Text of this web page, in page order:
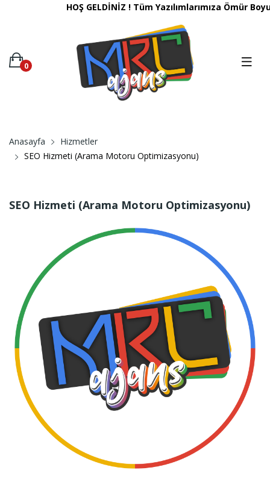
HOŞ GELDİNİZ ! Tüm Yazılımlarımıza Ömür
0
Anasayfa
Hizmetler
SEO Hizmeti (Arama Motoru Optimizasyonu)
SEO Hizmeti (Arama Motoru Optimizasyonu)